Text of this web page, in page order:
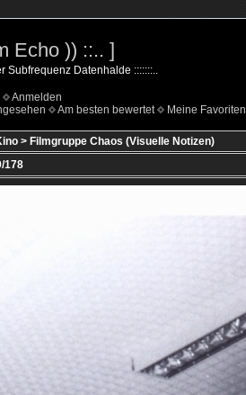
Echo )) ::.. ]
Subfrequenz Datenhalde :::::::..
Anmelden
Am besten bewertet Meine Favoriten
> Filmgruppe Chaos (Visuelle Notizen)
178